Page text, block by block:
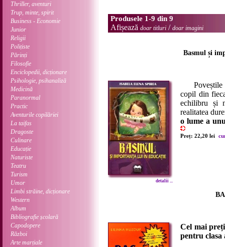
Thriller, aventuri
Trup, minte, spirit
Business - Economie
Junior
Religii
Polițiste
Părinți
Filosofie
Enciclopedii, dicționare
Psihologie, psihanaliză
Medicină
Paranormal
Practic
Aventurile copilăriei
La taifas
Dragoste
Culinare
Educație
Naturiste
Teatru
Turism
Umor
Limbi străine, dicționare
Western
Album
Bibliografie școlară
Capodopere
Război
Arte marțiale
Produsele 1-9 din 9
Afișează doar titluri / doar imagini
Basmul și
detalii ...
Poveștile
copil din
echilibru și
realitatea
o lume a
Preț: 22,20 lei
Cel mai
pentru